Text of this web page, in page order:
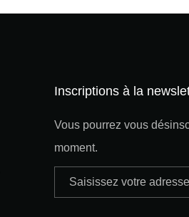
Inscriptions à la
Vous pourrez vous
moment.
Adresse
e-